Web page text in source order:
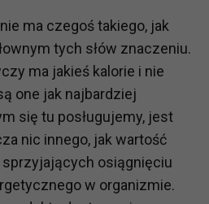
ma czegoś takiego, jak
tych słów znaczeniu.
ma jakieś kalorie i nie
one jak najbardziej
się tu posługujemy, jest
nic innego, jak wartość
osiągnięciu
w organizmie.